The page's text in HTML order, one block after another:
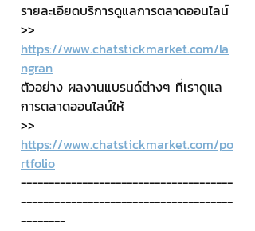
รายละเอียดบริการดูแลการตลาดออนไลน์
>>
https://www.chatstickmarket.com/la
ngran
ตัวอย่าง ผลงานแบรนด์ต่างๆ ที่เราดูแล
การตลาดออนไลน์ให้
>>
https://www.chatstickmarket.com/po
rtfolio
--------------------------------------
--------------------------------------
--------